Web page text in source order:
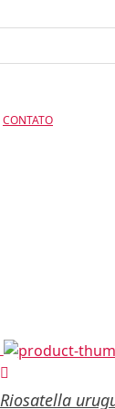
CONTATO
Riosatella